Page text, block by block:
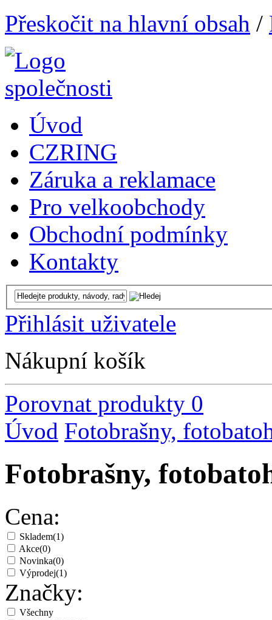
Přeskočit na hlavní obsah /
Úvod
CZRING
Záruka a reklamace
Pro velkoobchody
Obchodní podmínky
Kontakty
Přihlásit uživatele
Nákupní košík
Porovnat produkty 0
Úvod Fotobrašny,
Fotobrašny,
Cena:
Skladem(1)
Akce(0)
Novinka(0)
Výprodej(1)
Značky:
Všechny